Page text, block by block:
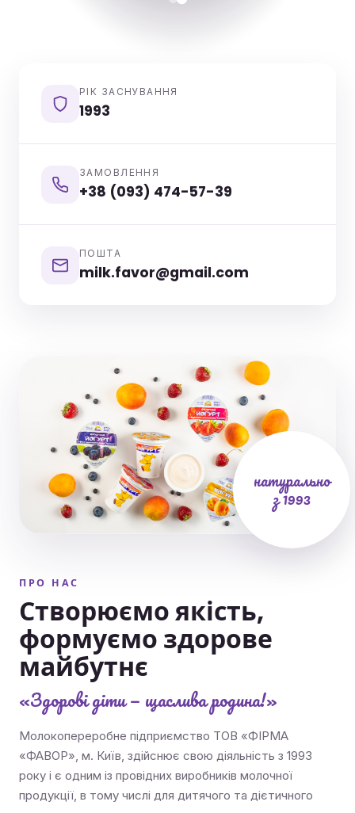
РІК ЗАСНУВАННЯ
1993
ЗАМОВЛЕННЯ
+38 (093) 474-57-39
ПОШТА
milk.favor@gmail.com
натурально
з 1993
ПРО НАС
Створюємо якість,
формуємо здорове
майбутнє
«Здорові діти — щаслива родина!»
Молокопереробне підприємство ТОВ «ФІРМА
«ФАВОР», м. Київ, здійснює свою діяльність з 1993
року і є одним із провідних виробників молочної
продукції, в тому числі для дитячого та дієтичного